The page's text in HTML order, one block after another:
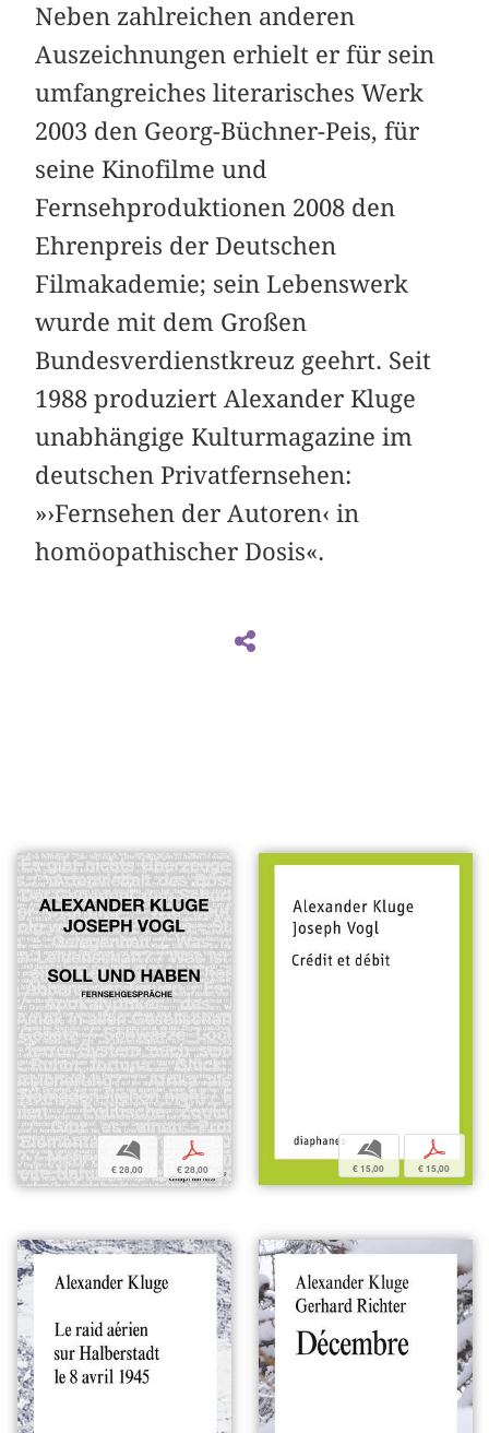
Neben zahlreichen anderen
Auszeichnungen erhielt er für sein
umfangreiches literarisches Werk
2003 den Georg-Büchner-Peis, für
seine Kinofilme und
Fernsehproduktionen 2008 den
Ehrenpreis der Deutschen
Filmakademie; sein Lebenswerk
wurde mit dem Großen
Bundesverdienstkreuz geehrt. Seit
1988 produziert Alexander Kluge
unabhängige Kulturmagazine im
deutschen Privatfernsehen:
»›Fernsehen der Autoren‹ in
homöopathischer Dosis«.
b
€ 28,00
p
€ 28,00
b
€ 15,00
p
€ 15,00